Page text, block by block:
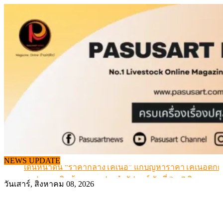
content
NEWS UPDATE
เดินหน้าดัน “ราคากลางโคเนื้อ” แก้ปัญหาราคาโคเนื้อตก
สรุปภาวะ สินค้าเกษตรประจำสัปดาห์ วันที่ 3 – 7 สิงหาคม
วันเสาร์, สิงหาคม 08, 2026